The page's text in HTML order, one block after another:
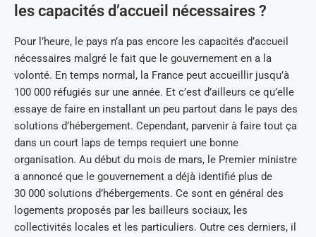
les capacités d’accueil nécessaires ?
Pour l’heure, le pays n’a pas encore les capacités d’accueil
nécessaires malgré le fait que le gouvernement en a la
volonté. En temps normal, la France peut accueillir jusqu’à
100 000 réfugiés sur une année. Et c’est d’ailleurs ce qu’elle
essaye de faire en installant un peu partout dans le pays des
solutions d’hébergement. Cependant, parvenir à faire tout ça
dans un court laps de temps requiert une bonne
organisation. Au début du mois de mars, le Premier ministre
a annoncé que le gouvernement a déjà identifié plus de
30 000 solutions d’hébergements. Ce sont en général des
logements proposés par les bailleurs sociaux, les
collectivités locales et les particuliers. Outre ces derniers, il